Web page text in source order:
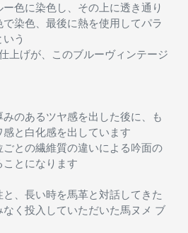
色に染色し、その上に透き通り
染色、最後に熱を使用してパラ
う
上げが、このブルーヴィンテージ
のあるツヤ感を出した後に、も
と白化感を出しています
ごとの繊維質の違いによる吟面の
とになります
、長い時を馬革と対話してきた
く投入していただいた馬ヌメ ブ